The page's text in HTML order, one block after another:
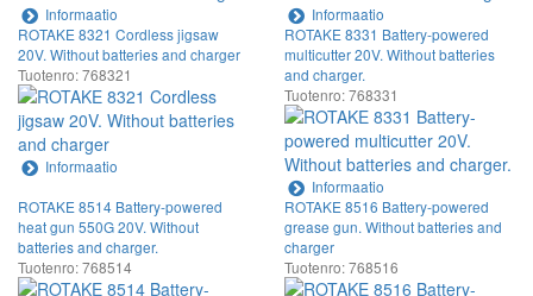
Informaatio
Informaatio
ROTAKE 8321 Cordless jigsaw
20V. Without batteries and charger
Tuotenro: 768321
Informaatio
ROTAKE 8331 Battery-powered
multicutter 20V. Without batteries
and charger.
Tuotenro: 768331
Informaatio
ROTAKE 8514 Battery-powered
heat gun 550G 20V. Without
batteries and charger.
Tuotenro: 768514
ROTAKE 8516 Battery-powered
grease gun. Without batteries and
charger
Tuotenro: 768516